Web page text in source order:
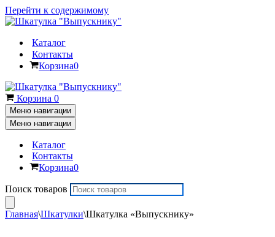
Перейти к содержимому
Каталог
Контакты
Корзина0
Корзина 0
Меню навигации
Меню навигации
Каталог
Контакты
Корзина0
Поиск товаров
Главная\Шкатулки\Шкатулка «Выпускнику»